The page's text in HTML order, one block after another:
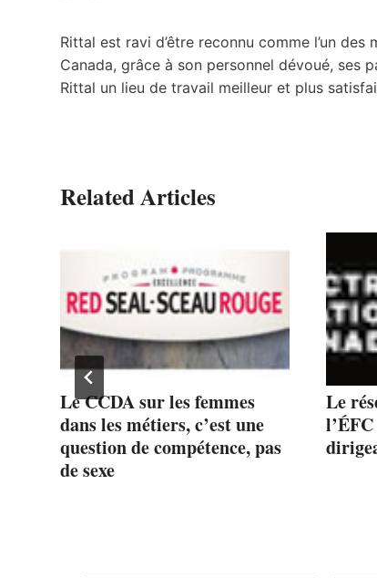
Rittal est ravi d’être reconnu comme l’un
Canada, grâce à son personnel dévoué, ses
Rittal un lieu de travail meilleur et plus
Related Articles
Le CCDA sur les femmes
dans les métiers, c’est une
question de compétence, pas
de sexe
Le